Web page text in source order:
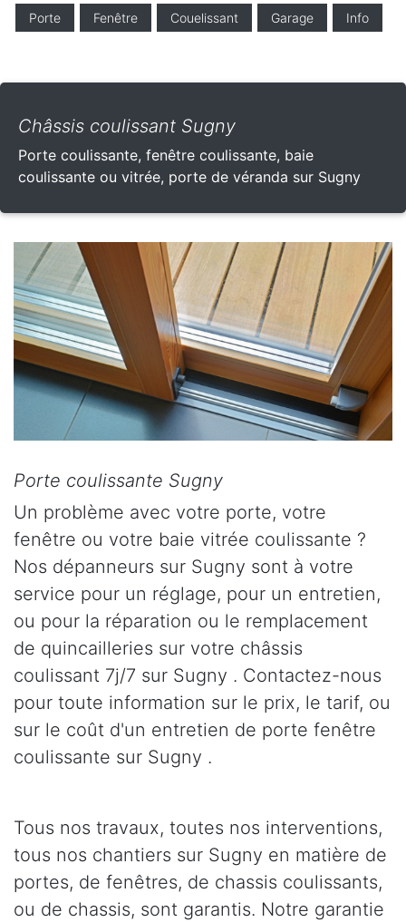
Porte Fenêtre Couelissant Garage Info
Châssis coulissant Sugny
Porte coulissante, fenêtre coulissante, baie
coulissante ou vitrée, porte de véranda sur Sugny
Porte coulissante Sugny
Un problème avec votre porte, votre
fenêtre ou votre baie vitrée coulissante ?
Nos dépanneurs sur Sugny sont à votre
service pour un réglage, pour un entretien,
ou pour la réparation ou le remplacement
de quincailleries sur votre châssis
coulissant 7j/7 sur Sugny . Contactez-nous
pour toute information sur le prix, le tarif, ou
sur le coût d'un entretien de porte fenêtre
coulissante sur Sugny .
Tous nos travaux, toutes nos interventions,
tous nos chantiers sur Sugny en matière de
portes, de fenêtres, de chassis coulissants,
ou de chassis, sont garantis. Notre garantie